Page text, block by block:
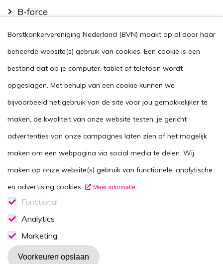
B-force
Kom in actie
Handig
Stel je vraag
Agenda
Voor zorgverleners
This website in another language
Contactgegevens
Vacatures
Disclaimer
Volg ons op
Borstkankervereniging Nederland (BVN) maakt op al door haar
beheerde website(s) gebruik van cookies. Een cookie is een
bestand dat op je computer, tablet of telefoon wordt
opgeslagen. Met behulp van een cookie kunnen we
bijvoorbeeld het gebruik van de site voor jou gemakkelijker te
maken, de kwaliteit van onze website testen, je gericht
advertenties van onze campagnes laten zien of het mogelijk
maken om een webpagina via social media te delen. Wij
maken op onze website(s) gebruik van functionele, analytische
en advertising cookies.
Meer informatie
Functional
Functionele cookies
Analytics
Analytics consent
Marketing
Marketing consent
Voorkeuren opslaan